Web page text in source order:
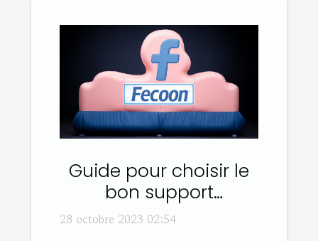
Guide pour choisir le
bon support
publicitaire gonflable
28 octobre 2023 02:54